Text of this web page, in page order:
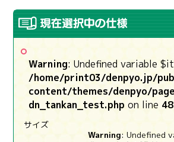
Warning: Undefined variable
/home/print03/denpyo.jp/
content/themes/denpyo/
dn_tankan_test.php on line
サイズ
Warning: Undefined